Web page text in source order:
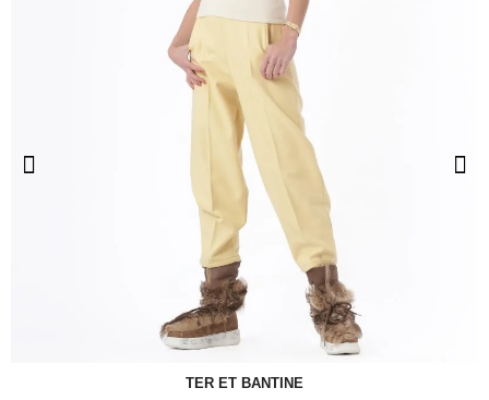
TER ET BANTINE